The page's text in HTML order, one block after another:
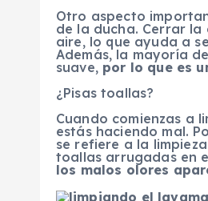
Otro aspecto
de la ducha. Cerrar
aire, lo que ayuda a
Además, la mayoría
suave, por lo que es
¿Pisas toallas?
Cuando comienzas a
estás haciendo mal.
se refiere a la
toallas arrugadas en
los malos olores